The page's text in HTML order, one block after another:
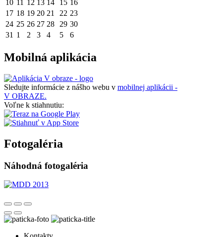
10 11 12 13 14 15 16
17 18 19 20 21 22 23
24 25 26 27 28 29 30
31 1 2 3 4 5 6
Mobilná aplikácia
Sledujte informácie z nášho webu v mobilnej aplikácii -
V OBRAZE.
Voľne k stiahnutiu:
Fotogaléria
Náhodná fotogaléria